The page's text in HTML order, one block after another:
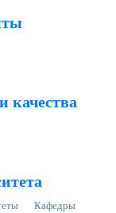
качества
Кафедры